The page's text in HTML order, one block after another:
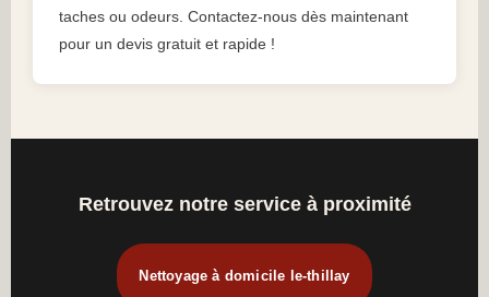
taches ou odeurs. Contactez-nous dès maintenant
pour un devis gratuit et rapide !
Retrouvez notre service à proximité
Nettoyage à domicile le-thillay